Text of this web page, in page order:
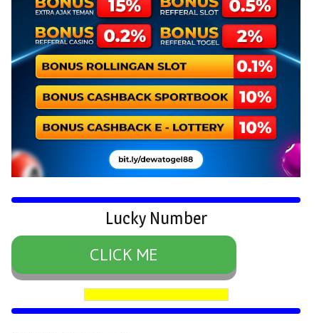
Lucky Number
CLICK ME